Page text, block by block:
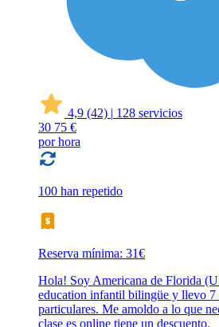
4,9 (42) | 128 servicios
30 75 €
por hora
100 han repetido
Reserva mínima: 31€
Hola! Soy Americana de Florida
education infantil bilingüe y llevo 7
particulares. Me amoldo a lo que
clase es online tiene un descuento.